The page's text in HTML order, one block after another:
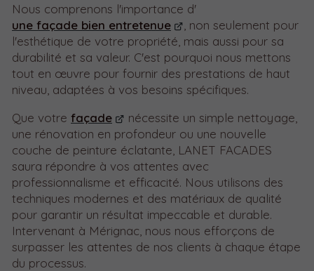
Nous comprenons l'importance d'
une façade bien entretenue
, non seulement pour
l'esthétique de votre propriété, mais aussi pour sa
durabilité et sa valeur. C'est pourquoi nous mettons
tout en œuvre pour fournir des prestations de haut
niveau, adaptées à vos besoins spécifiques.
Que votre façade
nécessite un simple nettoyage,
une rénovation en profondeur ou une nouvelle
couche de peinture éclatante, LANET FACADES
saura répondre à vos attentes avec
professionnalisme et efficacité. Nous utilisons des
techniques modernes et des matériaux de qualité
pour garantir un résultat impeccable et durable.
Intervenant à Mérignac, nous nous efforçons de
surpasser les attentes de nos clients à chaque étape
du processus.